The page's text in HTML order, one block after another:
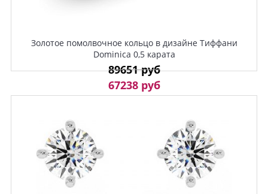
Золотое помолвочное кольцо в дизайне Тиффани
Dominica 0,5 карата
89651 руб
67238 руб